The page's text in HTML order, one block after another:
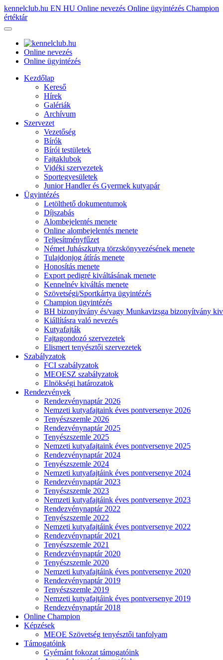
kennelclub.hu EN HU Online nevezés Online ügyintézés Champion
értéktár
Online nevezés
Online ügyintézés
Kezdőlap
Kereső
Hírek
Galériák
Archívum
Szervezet
Vezetőség
Bírók
Bírói testületek
Fajtaklubok
Vidéki szervezetek
Sportegyesületek
Junior Handler és Gyermek kutyapár
Ügyintézés
Letölthető dokumentumok
Díjszabás
Alombejelentés menete
Online alombejelentés menete
Teljesítményfűzet
Német Juhászkutya törzskönyvezésének menete
Tulajdonjog átírás menete
Honosítás menete
Export pedigré kiváltásának menete
Kennelnév kiváltás menete
Szövetségi/Sportkártya ügyintézés
Champion ügyintézés
BH bizonyítvány és/vagy Munkavizsga bizonyítvány
Kiállításra való nevezés
Kutyafajták
Fajtagondozó szervezetek
Elismert tenyésztői szervezetek
Szabályzatok
FCI szabályzatok
MEOESZ szabályzatok
Elnökségi határozatok
Rendezvények
Rendezvénynaptár 2026
Nemzeti kutyafajtaink éves pontversenye 2026
Tenyészszemle 2026
Rendezvénynaptár 2025
Tenyészszemle 2025
Nemzeti kutyafajtaink éves pontversenye 2025
Rendezvénynaptár 2024
Tenyészszemle 2024
Nemzeti kutyafajtáink éves pontversenye 2024
Rendezvénynaptár 2023
Tenyészszemle 2023
Nemzeti kutyafajtáink éves pontversenye 2023
Rendezvénynaptár 2022
Tenyészszemle 2022
Nemzeti kutyafajtáink éves pontversenye 2022
Rendezvénynaptár 2021
Tenyészszemle 2021
Rendezvénynaptár 2020
Tenyészszemle 2020
Nemzeti kutyafajtáink éves pontversenye 2020
Rendezvénynaptár 2019
Tenyészszemle 2019
Nemzeti kutyafajtáink éves pontversenye 2019
Rendezvénynaptár 2018
Online Champion
Képzések
MEOE Szövetség tenyésztői tanfolyam
Támogatóink
Gyémánt fokozat támogatóink